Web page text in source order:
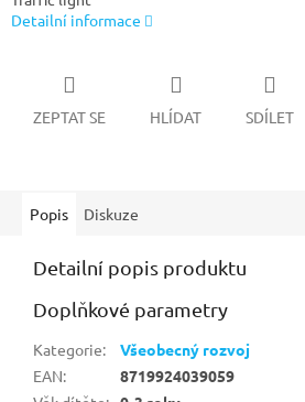
Detailní informace
ZEPTAT SE HLÍDAT SDÍLET
Popis Diskuze
Detailní popis produktu
Doplňkové parametry
Kategorie:
Všeobecný rozvoj
EAN:
8719924039059